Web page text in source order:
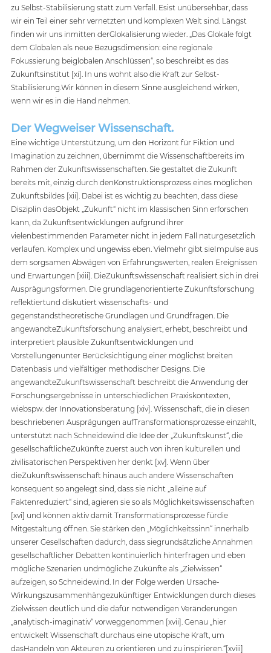
zu Selbst-Stabilisierung statt zum Verfall. Esist unübersehbar, dass
wir ein Teil einer sehr vernetzten und komplexen Welt sind. Längst
finden wir uns inmitten derGlokalisierung wieder. „Das Glokale folgt
dem Globalen als neue Bezugsdimension: eine regionale
Fokussierung beiglobalen Anschlüssen“, so beschreibt es das
Zukunftsinstitut [xi]. In uns wohnt also die Kraft zur Selbst-
Stabilisierung.Wir können in diesem Sinne ausgleichend wirken,
wenn wir es in die Hand nehmen.
Der Wegweiser Wissenschaft.
Eine wichtige Unterstützung, um den Horizont für Fiktion und
Imagination zu zeichnen, übernimmt die Wissenschaftbereits im
Rahmen der Zukunftswissenschaften. Sie gestaltet die Zukunft
bereits mit, einzig durch denKonstruktionsprozess eines möglichen
Zukunftsbildes [xii]. Dabei ist es wichtig zu beachten, dass diese
Disziplin dasObjekt „Zukunft“ nicht im klassischen Sinn erforschen
kann, da Zukunftsentwicklungen aufgrund ihrer
vielenbestimmenden Parameter nicht in jedem Fall naturgesetzlich
verlaufen. Komplex und ungewiss eben. Vielmehr gibt sieImpulse aus
dem sorgsamen Abwägen von Erfahrungswerten, realen Ereignissen
und Erwartungen [xiii]. DieZukunftswissenschaft realisiert sich in drei
Ausprägungsformen. Die grundlagenorientierte Zukunftsforschung
reflektiertund diskutiert wissenschafts- und
gegenstandstheoretische Grundlagen und Grundfragen. Die
angewandteZukunftsforschung analysiert, erhebt, beschreibt und
interpretiert plausible Zukunftsentwicklungen und
Vorstellungenunter Berücksichtigung einer möglichst breiten
Datenbasis und vielfältiger methodischer Designs. Die
angewandteZukunftswissenschaft beschreibt die Anwendung der
Forschungsergebnisse in unterschiedlichen Praxiskontexten,
wiebspw. der Innovationsberatung [xiv]. Wissenschaft, die in diesen
beschriebenen Ausprägungen aufTransformationsprozesse einzahlt,
unterstützt nach Schneidewind die Idee der „Zukunftskunst“, die
gesellschaftlicheZukünfte zuerst auch von ihren kulturellen und
zivilisatorischen Perspektiven her denkt [xv]. Wenn über
dieZukunftswissenschaft hinaus auch andere Wissenschaften
konsequent so angelegt sind, dass sie nicht „alleine auf
Faktenreduziert“ sind, agieren sie so als Möglichkeitswissenschaften
[xvi] und können aktiv damit Transformationsprozesse fürdie
Mitgestaltung öffnen. Sie stärken den „Möglichkeitssinn“ innerhalb
unserer Gesellschaften dadurch, dass siegrundsätzliche Annahmen
gesellschaftlicher Debatten kontinuierlich hinterfragen und eben
mögliche Szenarien undmögliche Zukünfte als „Zielwissen“
aufzeigen, so Schneidewind. In der Folge werden Ursache-
Wirkungszusammenhängezukünftiger Entwicklungen durch dieses
Zielwissen deutlich und die dafür notwendigen Veränderungen
„analytisch-imaginativ“ vorweggenommen [xvii]. Genau „hier
entwickelt Wissenschaft durchaus eine utopische Kraft, um
dasHandeln von Akteuren zu orientieren und zu inspirieren.“[xviii]